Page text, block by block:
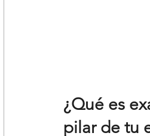
¿Qué es
pilar de tu